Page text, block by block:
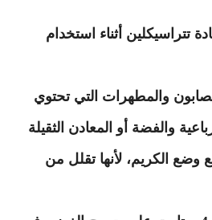
تتراسيكلين أثناء استخدام
والمطهرات التي تحتوي
والفضة أو المعادن الثقيلة
الكريم، لأنها تقلل من